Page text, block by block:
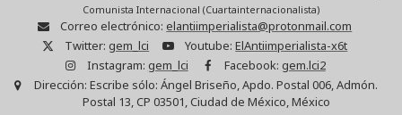
Comunista Internacional (Cuartainternacionalista)
Correo electrónico: elantiimperialista@protonmail.com
Twitter: gem_lci Youtube: ElAntiimperialista-x6t
Instagram: gem_lci Facebook: gem.lci2
Dirección: Escribe sólo: Ángel Briseño, Apdo. Postal 006, Admón.
Postal 13, CP 03501, Ciudad de México, México